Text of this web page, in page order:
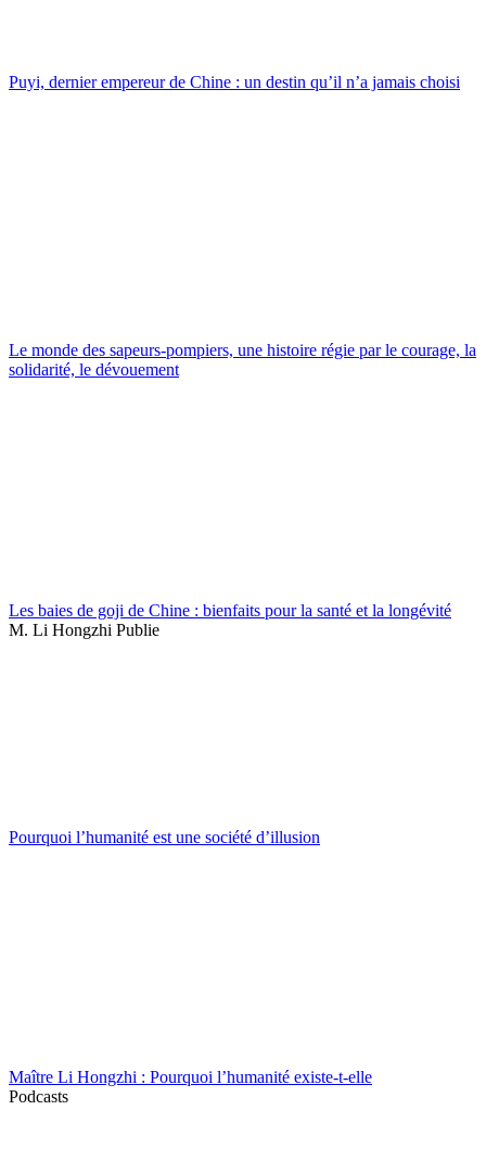
Puyi, dernier empereur de Chine : un destin qu’il n’a jamais choisi
Le monde des sapeurs-pompiers, une histoire régie par le courage, la
solidarité, le dévouement
Les baies de goji de Chine : bienfaits pour la santé et la longévité
M. Li Hongzhi Publie
Pourquoi l’humanité est une société d’illusion
Maître Li Hongzhi : Pourquoi l’humanité existe-t-elle
Podcasts